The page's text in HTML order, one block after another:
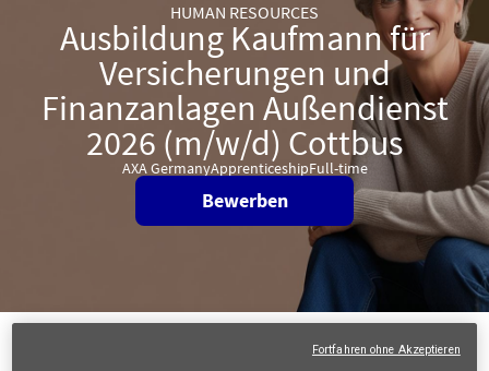
MEET OUR PEOPLE
MY APPLICATIONS MY PROFILE
HUMAN RESOURCES
Ausbildung Kaufmann für
Versicherungen und
Finanzanlagen Außendienst
2026 (m/w/d) Cottbus
AXA GermanyApprenticeshipFull-time
Bewerben
Fortfahren ohne Akzeptieren